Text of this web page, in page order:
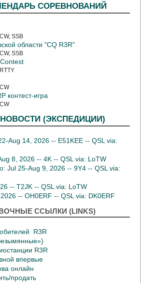
СОРЕВНОВАНИЙ
SSB
области "CQ R3R"
SSB
контест-игра
НОВОСТИ (ЭКСПЕДИЦИИ)
Aug 14, 2026 -- E51KEE -- QSL via:
8, 2026 -- 4K -- QSL via: LoTW
Jul 25-Aug 9, 2026 -- 9Y4 -- QSL via:
-- T2JK -- QSL via: LoTW
-- OH0ERF -- QSL via: DK0ERF
ССЫЛКИ (LINKS)
R3R
R3R
впервые
онлайн
продать